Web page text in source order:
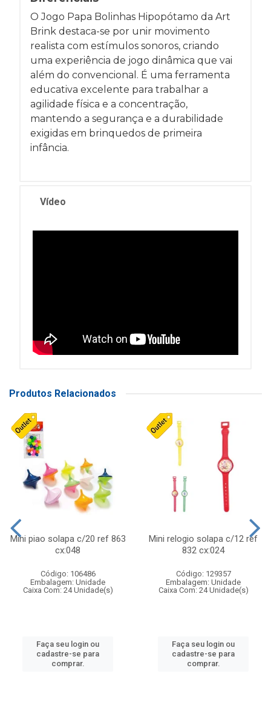
O Jogo Papa Bolinhas Hipopótamo da Art
Brink destaca-se por unir movimento
realista com estímulos sonoros, criando
uma experiência de jogo dinâmica que vai
além do convencional. É uma ferramenta
educativa excelente para trabalhar a
agilidade física e a concentração,
mantendo a segurança e a durabilidade
exigidas em brinquedos de primeira
infância.
Vídeo
Produtos Relacionados
Mini piao solapa c/20 ref 863
cx:048
Código: 106486
Embalagem: Unidade
Caixa Com: 24 Unidade(s)
Faça seu login ou
cadastre-se para
comprar.
Mini relogio solapa c/12 ref
832 cx:024
Código: 129357
Embalagem: Unidade
Caixa Com: 24 Unidade(s)
Faça seu login ou
cadastre-se para
comprar.